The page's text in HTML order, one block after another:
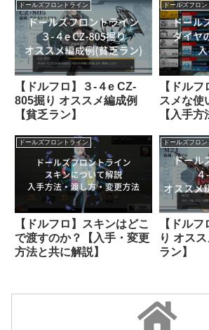
ドールズフロントライン
【ドルフロ】３-４e CZ-
805掘り オススメ編成例
【貧乏ラン】
ドールズフロ
【ドル
スメな使
【入手方
ドールズフロントライン
【ドルフロ】スキンはどこ
で渡すのか？【入手・変更
方法と共に解説】
ドールズフロ
【ドル
り オス
ラン】